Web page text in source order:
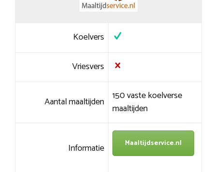
Koelvers
Vriesvers
Aantal maaltijden 150 vaste koelverse
maaltijden
Informatie Maaltijdservice.nl